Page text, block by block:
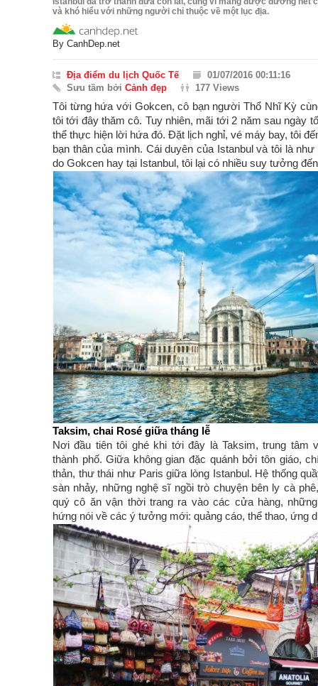
và khó hiểu với những người chỉ thuộc về một lục địa.
By CanhDep.net
Địa điểm du lịch Quốc Tế
01/07/2016 00:11:16
Sưu tầm bởi Cảnh đẹp 177 Views
Tôi từng hứa với Gokcen, cô bạn người Thổ Nhĩ Kỳ
tôi tới đây thăm cô. Tuy nhiên, mãi tới 2 năm sau ngày
thể thực hiện lời hứa đó. Đặt lịch nghỉ, vé máy bay, tôi
bạn thân của mình. Cái duyên của Istanbul và tôi là
do Gokcen hay tại Istanbul, tôi lại có nhiều suy tưởng
Taksim, chai Rosé giữa tháng lễ
Nơi đầu tiên tôi ghé khi tới đây là Taksim, trung tâm
thành phố. Giữa không gian đặc quánh bởi tôn giáo,
thản, thư thái như Paris giữa lòng Istanbul. Hệ thống
sàn nhảy, những nghệ sĩ ngồi trò chuyện bên ly cà
quý cô ăn vận thời trang ra vào các cửa hàng,
hứng nói về các ý tưởng mới: quảng cáo, thể thao, ứng